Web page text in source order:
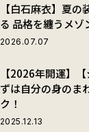
【白石麻衣】夏
る 品格を纏うメゾ
2026.07.07
【2026年開運】
ずは自分の身のま
ク！
2025.12.13